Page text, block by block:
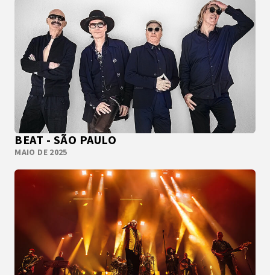
BEAT - SÃO PAULO
MAIO DE 2025